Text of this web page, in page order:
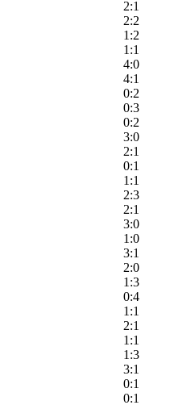
2:1
2:2
1:2
1:1
4:0
4:1
0:2
0:3
0:2
3:0
2:1
0:1
1:1
2:3
2:1
3:0
1:0
3:1
2:0
1:3
0:4
1:1
2:1
1:1
1:3
3:1
0:1
0:1